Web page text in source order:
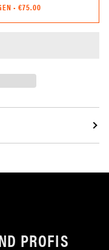
• €75.00
PROFIS